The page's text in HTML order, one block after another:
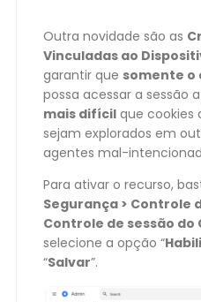
Outra novidade são as
Vinculadas ao
garantir que somente o
possa acessar a sessão
mais difícil que cookies
sejam explorados em
agentes mal-
Para ativar o recurso,
Segurança > Controle
Controle de sessão do
selecione a opção “
“Salvar”.